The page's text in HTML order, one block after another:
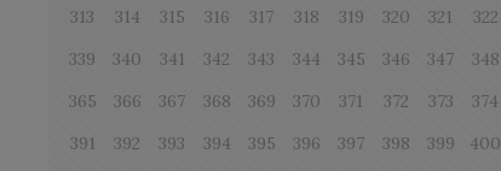
313
314 315 316 317 318 319 320 321 322
339
340 341 342 343 344 345 346 347 348
365
366 367 368 369 370 371 372 373 374
391
392 393 394 395 396 397 398 399 400